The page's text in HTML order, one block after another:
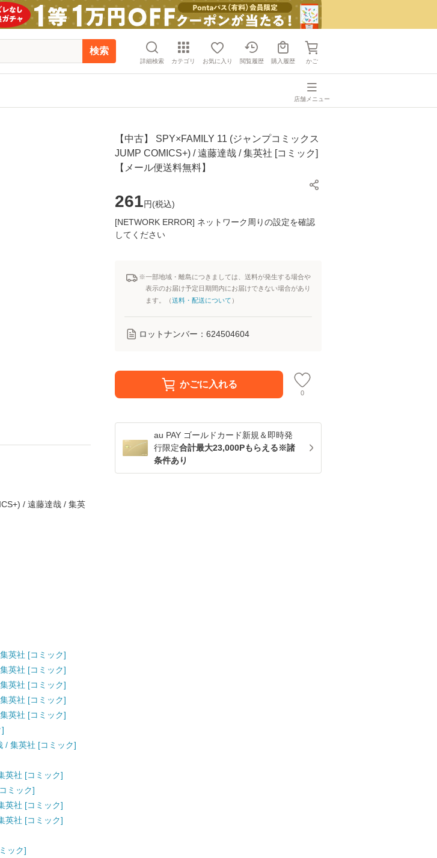
検索
詳細検索 カテゴリ お気に入り 閲覧履歴 購入履歴 かご
店舗メニュー
【中古】 SPY×FAMILY 11 (ジャンプコミックス
JUMP COMICS+) / 遠藤達哉 / 集英社 [コミック]
【メール便送料無料】
261円(税込)
[NETWORK ERROR] ネットワーク周りの設定を確認
してください
※一部地域・離島につきましては、送料が発生する場合や
表示のお届け予定日期間内にお届けできない場合があり
ます。（送料・配送について ）
ロットナンバー： 624504604
かごに入れる
0
au PAY ゴールドカード新規＆即時発
行限定合計最大23,000Pもらえる※諸
条件あり
/ 遠藤達哉 / 集英
英社 [コミック]
英社 [コミック]
英社 [コミック]
英社 [コミック]
英社 [コミック]
/ 集英社 [コミック]
英社 [コミック]
ミック]
英社 [コミック]
英社 [コミック]
ック]